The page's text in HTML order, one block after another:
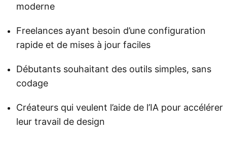
moderne
Freelances ayant besoin d’une configuration
rapide et de mises à jour faciles
Débutants souhaitant des outils simples, sans
codage
Créateurs qui veulent l’aide de l’IA pour accélérer
leur travail de design